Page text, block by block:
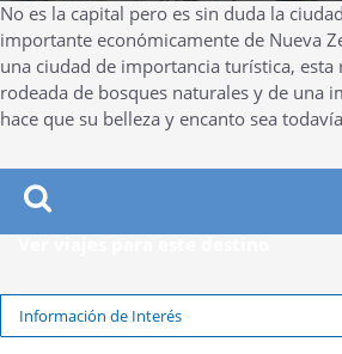
No es la capital pero es sin duda la
importante económicamente de Nueva
una ciudad de importancia turística, esta
rodeada de bosques naturales y de una
hace que su belleza y encanto sea
Información de Interés